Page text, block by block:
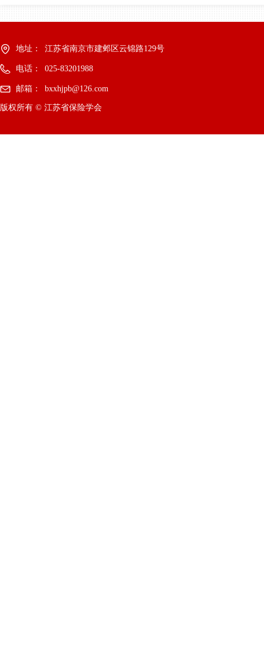
版权所有 © 江苏省保险学会
地址： 江苏省南京市建邺区云锦路129号
电话： 025-83201988
邮箱： bxxhjpb@126.com